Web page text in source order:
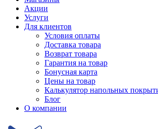
Акции
Услуги
Для клиентов
Условия оплаты
Доставка товара
Возврат товара
Гарантия на товар
Бонусная карта
Цены на товар
Калькулятор напольных
Блог
О компании